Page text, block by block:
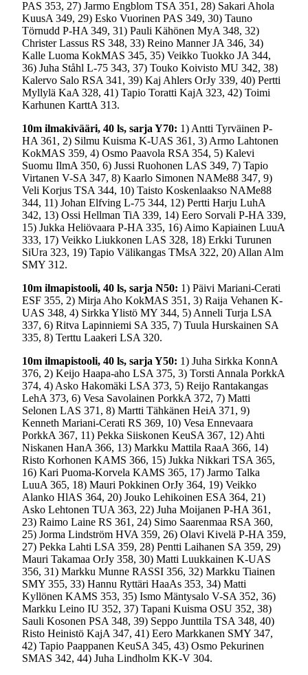
PAS 353, 27) Jarmo Engblom TSA 351, 28) Sakari Ahola
KuusA 349, 29) Esko Vuorinen PAS 349, 30) Tauno
Törnudd P-HA 349, 31) Pauli Kähönen MyA 348, 32)
Christer Lassus RS 348, 33) Reino Manner JA 346, 34)
Kalle Luoma KokMAS 345, 35) Veikko Tuokko JA 344,
36) Juha Ståhl L-75 343, 37) Touko Koivisto MU 342, 38)
Kalervo Salo RSA 341, 39) Kaj Ahlers OrJy 339, 40) Pertti
Myllylä KaA 328, 41) Tapio Toratti KajA 323, 42) Toimi
Karhunen KarttA 313.
10m ilmakivääri, 40 ls, sarja Y70: 1) Antti Tyrväinen P-
HA 361, 2) Silmu Kuisma K-UAS 361, 3) Armo Lahtonen
KokMAS 359, 4) Osmo Paavola RSA 354, 5) Kalevi
Suomu IlmA 350, 6) Jussi Ruohonen LAS 349, 7) Tapio
Virtanen V-SA 347, 8) Kaarlo Simonen NAMe88 347, 9)
Veli Korjus TSA 344, 10) Taisto Koskenlaakso NAMe88
344, 11) Johan Elfving L-75 344, 12) Pertti Harju LuhA
342, 13) Ossi Hellman TiA 339, 14) Eero Sorvali P-HA 339,
15) Jukka Heliövaara P-HA 335, 16) Aimo Kapiainen LuuA
333, 17) Veikko Liukkonen LAS 328, 18) Erkki Turunen
SiUra 323, 19) Tapio Välikangas TMsA 322, 20) Allan Alm
SMY 312.
10m ilmapistooli, 40 ls, sarja N50: 1) Päivi Mariani-Cerati
ESF 355, 2) Mirja Aho KokMAS 351, 3) Raija Vehanen K-
UAS 348, 4) Sirkka Ylistö MY 344, 5) Anneli Turja LSA
337, 6) Ritva Lapinniemi SA 335, 7) Tuula Hurskainen SA
335, 8) Terttu Laakeri LSA 320.
10m ilmapistooli, 40 ls, sarja Y50: 1) Juha Sirkka KonnA
376, 2) Keijo Haapa-aho LSA 375, 3) Torsti Annala PorkkA
374, 4) Asko Hakomäki LSA 373, 5) Reijo Rantakangas
LehA 373, 6) Vesa Savolainen PorkkA 372, 7) Matti
Selonen LAS 371, 8) Martti Tähkänen HeiA 371, 9)
Kenneth Mariani-Cerati RS 369, 10) Vesa Ennevaara
PorkkA 367, 11) Pekka Siiskonen KeuSA 367, 12) Ahti
Niskanen HanA 366, 13) Markku Mattila RaaA 366, 14)
Risto Korhonen KAMS 366, 15) Jukka Nikkari TSA 365,
16) Kari Puoma-Korvela KAMS 365, 17) Jarmo Talka
LuuA 365, 18) Mauri Pokkinen OrJy 364, 19) Veikko
Alanko HlAS 364, 20) Jouko Lehikoinen ESA 364, 21)
Asko Lehtonen TUA 363, 22) Juha Moijanen P-HA 361,
23) Raimo Laine RS 361, 24) Simo Saarenmaa RSA 360,
25) Jorma Lindström HVA 359, 26) Olavi Kivelä P-HA 359,
27) Pekka Lahti LSA 359, 28) Pentti Laihanen SA 359, 29)
Mauri Takamaa OrJy 358, 30) Matti Luukkainen K-UAS
356, 31) Markku Munne RASSI 356, 32) Markku Tiainen
SMY 355, 33) Hannu Ryttäri HaaAs 353, 34) Matti
Kyllönen KAMS 353, 35) Ismo Mäntysalo V-SA 352, 36)
Markku Leino IU 352, 37) Tapani Kuisma OSU 352, 38)
Sauli Kosonen PSA 348, 39) Seppo Junttila TSA 348, 40)
Risto Heinistö KajA 347, 41) Eero Markkanen SMY 347,
42) Tapio Paappanen KeuSA 345, 43) Osmo Pekurinen
SMAS 342, 44) Juha Lindholm KK-V 304.